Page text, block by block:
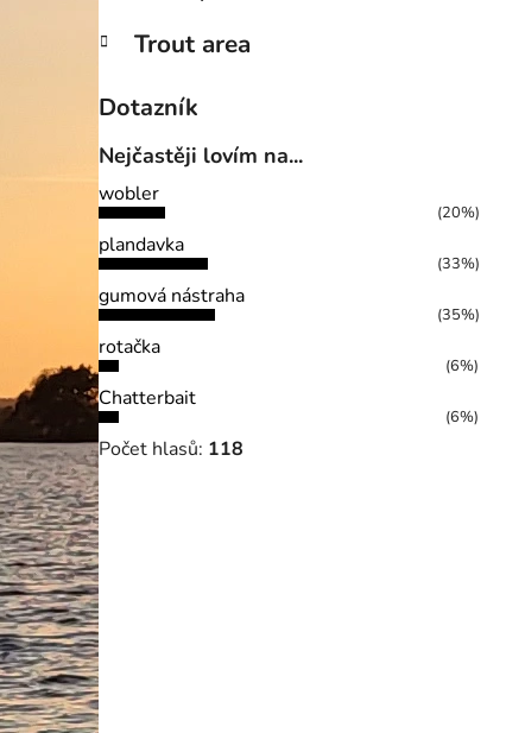
Trout area
Dotazník
Nejčastěji lovím na...
wobler
(20%)
plandavka
(33%)
gumová nástraha
(35%)
rotačka
(6%)
Chatterbait
(6%)
Počet hlasů: 118